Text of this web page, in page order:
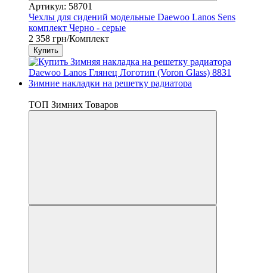
Артикул: 58701
Чехлы для сидений модельные Daewoo Lanos Sens
комплект Черно - серые
2 358 грн/Комплект
Купить
ТОП Зимних Товаров